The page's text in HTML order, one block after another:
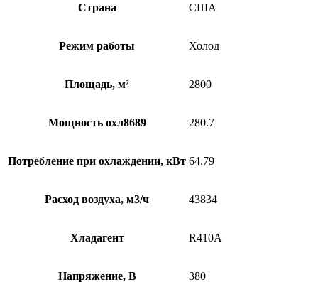
Страна США
Режим работы Холод
Площадь, м² 2800
Мощность охл8689 280.7
Потребление при охлаждении, кВт 64.79
Расход воздуха, м3/ч 43834
Хладагент R410A
Напряжение, В 380